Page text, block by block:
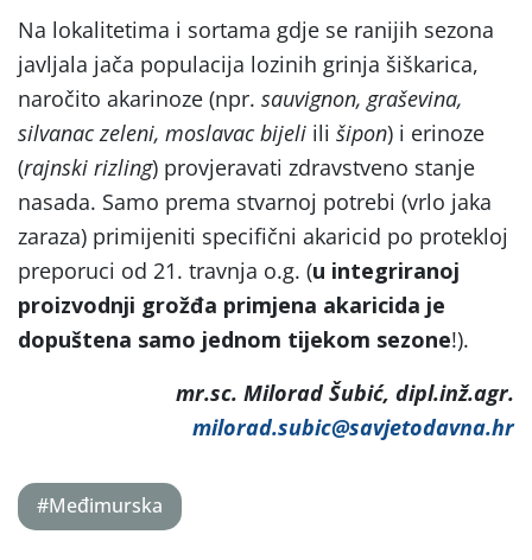
Na lokalitetima i sortama gdje se ranijih sezona
javljala jača populacija lozinih grinja šiškarica,
naročito akarinoze (npr. sauvignon, graševina,
silvanac zeleni, moslavac bijeli ili šipon) i erinoze
(rajnski rizling) provjeravati zdravstveno stanje
nasada. Samo prema stvarnoj potrebi (vrlo jaka
zaraza) primijeniti specifični akaricid po protekloj
preporuci od 21. travnja o.g. (u integriranoj
proizvodnji grožđa primjena akaricida je
dopuštena samo jednom tijekom sezone!).
mr.sc. Milorad Šubić, dipl.inž.agr.
milorad.subic@savjetodavna.hr
#Međimurska